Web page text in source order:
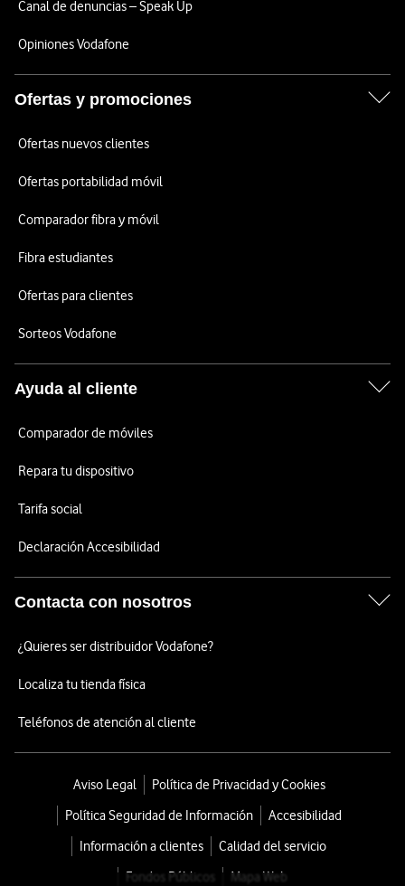
Canal de denuncias – Speak Up
Opiniones Vodafone
Ofertas y promociones
Ofertas nuevos clientes
Ofertas portabilidad móvil
Comparador fibra y móvil
Fibra estudiantes
Ofertas para clientes
Sorteos Vodafone
Ayuda al cliente
Comparador de móviles
Repara tu dispositivo
Tarifa social
Declaración Accesibilidad
Contacta con nosotros
¿Quieres ser distribuidor Vodafone?
Localiza tu tienda física
Teléfonos de atención al cliente
Aviso Legal
Política de Privacidad y Cookies
Política Seguridad de Información
Accesibilidad
Información a clientes
Calidad del servicio
Fondos Públicos
Mapa Web